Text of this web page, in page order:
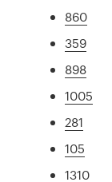
860
359
898
1005
281
105
1310